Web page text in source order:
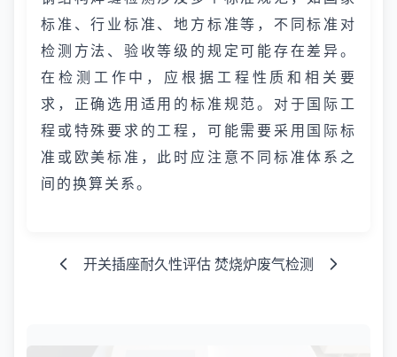
标准、行业标准、地方标准等，不同标准对
检测方法、验收等级的规定可能存在差异。
在检测工作中，应根据工程性质和相关要
求，正确选用适用的标准规范。对于国际工
程或特殊要求的工程，可能需要采用国际标
准或欧美标准，此时应注意不同标准体系之
间的换算关系。
开关插座耐久性评估焚烧炉废气检测